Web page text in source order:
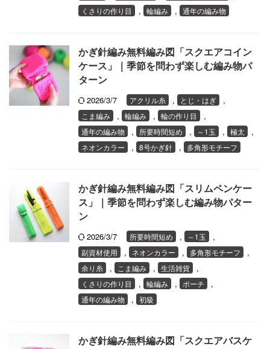
サイトマップくさりの作り目 , 輪編み , 通年の編み物
かぎ針編み無料編み図「スクエアコイン
ケース」｜季節を問わず楽しむ編み物パ
ターン
2026/3/7 アクリル糸 , とじ・はぎ ,
こま編み , 輪編み , 輪の作り目 ,
通年の編み物 , 所要時間短め , ～1玉 , 極太 ,
ネオンカラー , 8号かぎ針 , 多角形モチーフ
かぎ針編み無料編み図「スリムペンケー
ス」｜季節を問わず楽しむ編み物パター
ン
2026/3/7 所要時間短め , ～1玉 ,
副資材使用 , ネオンカラー , 多角形モチーフ ,
余り糸 , こま編み , 生活雑貨 ,
くさりの作り目 , 輪編み , ポーチ ,
通年の編み物 , 初級
かぎ針編み無料編み図「スクエアバスケ